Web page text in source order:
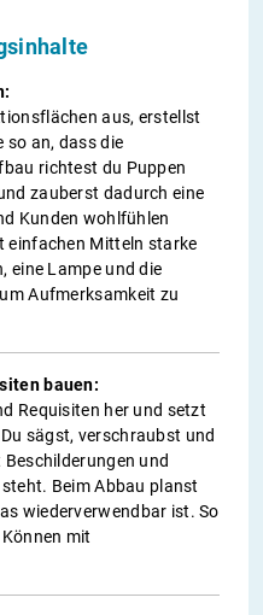
aus, erstellst
an, dass die
richtest du Puppen
zauberst dadurch eine
Kunden wohlfühlen
einfachen Mitteln starke
eine Lampe und die
Aufmerksamkeit zu
bauen:
Requisiten her und setzt
sägst, verschraubst und
und
Beim Abbau planst
wiederverwendbar ist. So
mit